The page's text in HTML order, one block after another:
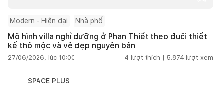
Modern - Hiện đại Nhà phố
Mô hình villa nghỉ dưỡng ở Phan Thiết theo đuổi thiết
kế thô mộc và vẻ đẹp nguyên bản
27/06/2026, lúc 10:00 4 lượt thích | 5.874 lượt xem
SPACE PLUS